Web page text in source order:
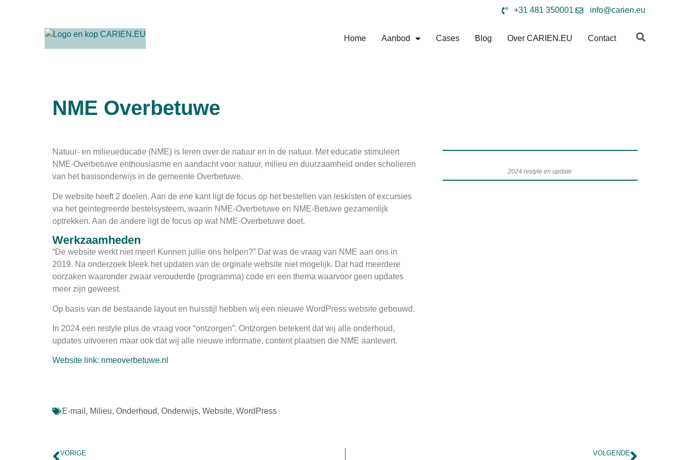
+31 481 350001 info@carien.eu
Home Aanbod Cases Blog Over CARIEN.EU Contact
NME Overbetuwe
Natuur- en milieueducatie (NME) is leren over de natuur en in de natuur. Met educatie stimuleert
NME-Overbetuwe enthousiasme en aandacht voor natuur, milieu en duurzaamheid onder scholieren
van het basisonderwijs in de gemeente Overbetuwe.
De website heeft 2 doelen. Aan de ene kant ligt de focus op het bestellen van leskisten of excursies
via het geintegreerde bestelsysteem, waarin NME-Overbetuwe en NME-Betuwe gezamenlijk
optrekken. Aan de andere ligt de focus op wat NME-Overbetuwe doet.
Werkzaamheden
“De website werkt niet meer! Kunnen jullie ons helpen?” Dat was de vraag van NME aan ons in
2019. Na onderzoek bleek het updaten van de orginale website niet mogelijk. Dat had meerdere
oorzaken waaronder zwaar verouderde (programma) code en een thema waarvoor geen updates
meer zijn geweest.
Op basis van de bestaande layout en huisstijl hebben wij een nieuwe WordPress website gebouwd.
In 2024 een restyle plus de vraag voor “ontzorgen”. Ontzorgen betekent dat wij alle onderhoud,
updates uitvoeren maar ook dat wij alle nieuwe informatie, content plaatsen die NME aanlevert.
Website link: nmeoverbetuwe.nl
2024 restyle en update
E-mail , Milieu, Onderhoud, Onderwijs, Website, WordPress
VORIGE VOLGENDE